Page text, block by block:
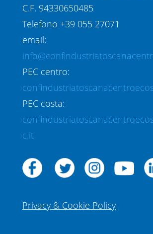
C.F. 94330650485
Telefono +39 055 27071
email:
PEC centro:
PEC costa:
c.it
Privacy & Cookie Policy